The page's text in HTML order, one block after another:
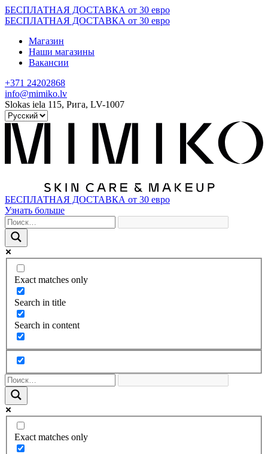
Skip
to
БЕСПЛАТНАЯ ДОСТАВКА от 30 евро
БЕСПЛАТНАЯ ДОСТАВКА от 30 евро
Магазин
Наши магазины
Вакансии
+371 24202868
info@mimiko.lv
Slokas iela 115, Рига, LV-1007
БЕСПЛАТНАЯ ДОСТАВКА от 30 евро
Узнать больше
Exact matches only
Search in title
Search in content
Exact matches only